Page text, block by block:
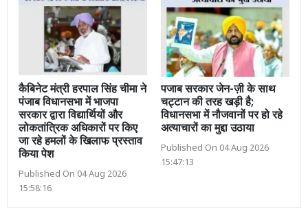
कैबिनेट मंत्री हरपाल सिंह चीमा ने
पंजाब विधानसभा में भाजपा
सरकार द्वारा विद्यार्थियों और
लोकतांत्रिक अधिकारों पर किए
जा रहे हमलों के खिलाफ प्रस्ताव
किया पेश
Published On 04 Aug 2026
15:58:16
पजाब सरकार जेन-ज़ी के साथ
चट्टान की तरह खड़ी है;
विधानसभा में नौजवानों पर हो रहे
अत्याचारों का मुद्दा उठाया
Published On 04 Aug 2026
15:47:13